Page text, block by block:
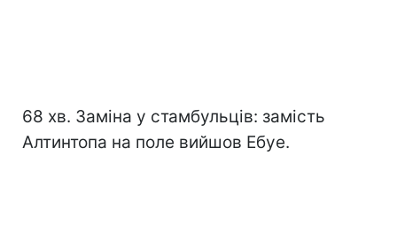
68 хв. Заміна у стамбульців: замість
Алтинтопа на поле вийшов Ебуе.